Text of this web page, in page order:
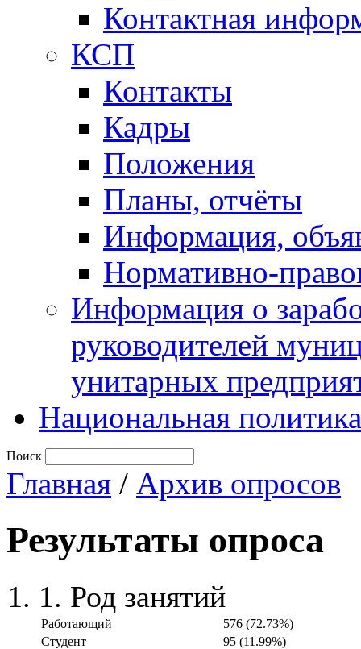
Контактная
КСП
Контакты
Кадры
Положения
Планы, отчёты
Информация,
Нормативно-
Информация о
руководителей
унитарных
Национальная политика
Поиск
Главная / Архив опросов
Результаты опроса
1. Род занятий
Работающий
576 (72.73%)
Студент
95 (11.99%)